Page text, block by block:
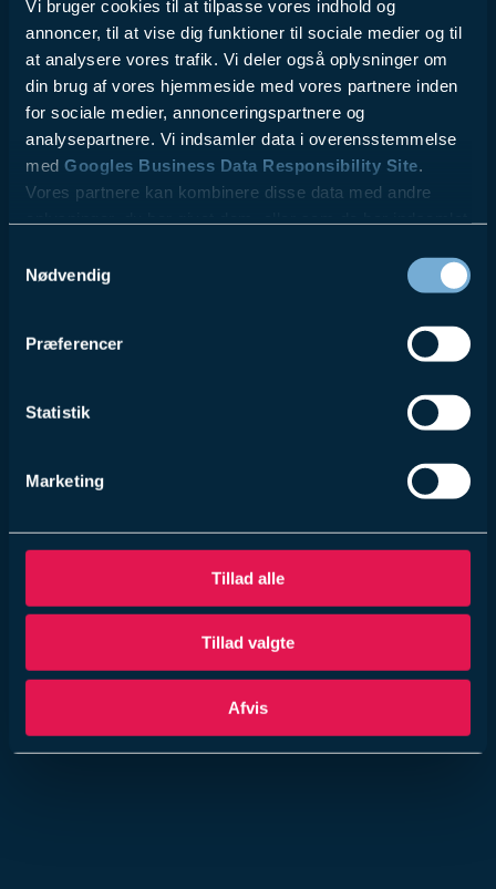
Vi bruger cookies til at tilpasse vores indhold og
annoncer, til at vise dig funktioner til sociale medier og til
at analysere vores trafik. Vi deler også oplysninger om
din brug af vores hjemmeside med vores partnere inden
for sociale medier, annonceringspartnere og
analysepartnere. Vi indsamler data i overensstemmelse
med Googles Business Data Responsibility Site.
Vores partnere kan kombinere disse data med andre
Nødvendig
Præferencer
Statistik
Marketing
Tillad alle
Tillad valgte
Afvis